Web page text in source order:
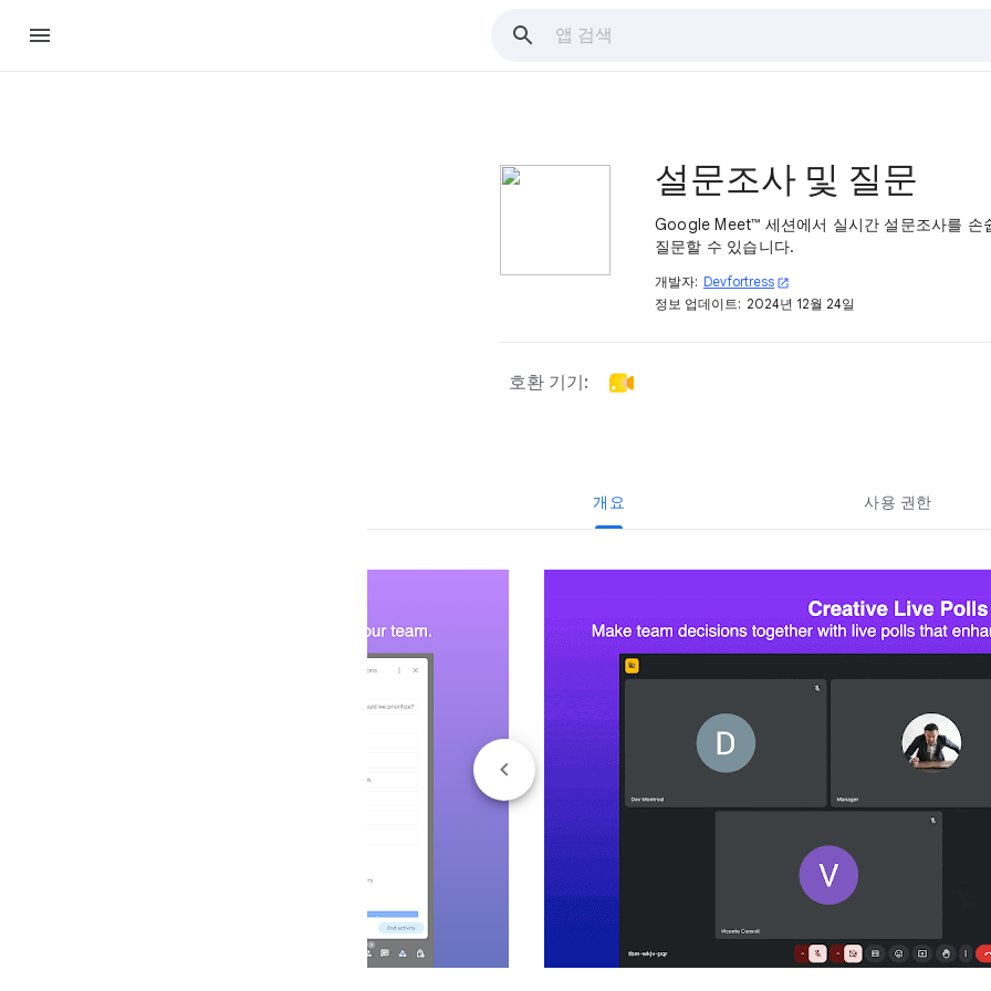
설문조사 및 질문
Google Meet™ 세션에서 실시간 설문조사를 손
질문할 수 있습니다.
개발자: Devfortress open_in_new
정보 업데이트: 2024년 12월 24일
호환 기기:
개요 사용 권한